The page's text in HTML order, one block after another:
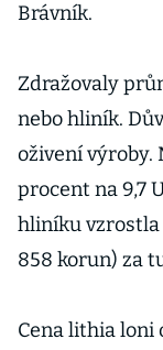
Brávník.
Zdražovaly
nebo hliník.
oživení výroby.
procent na 9,7
hliníku vzrostla
858 korun) za
Cena lithia loni